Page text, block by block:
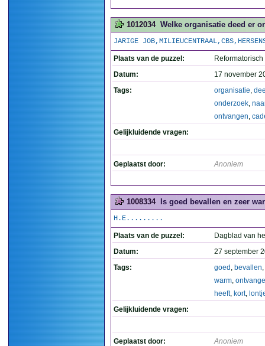
1012034 Welke organisatie deed er
JARIGE
Plaats van de puzzel:
Datum:
17 november
Tags:
organisatie,
onderzoek,
ontvangen,
Gelijkluidende vragen:
Geplaatst door: Anoniem
1008334 Is goed bevallen en zeer
H.E.........
Plaats van de puzzel:
Dagblad van
Datum:
27 september
Tags:
goed , bevallen,
warm,
heeft, kort,
Gelijkluidende vragen:
Geplaatst door: Anoniem